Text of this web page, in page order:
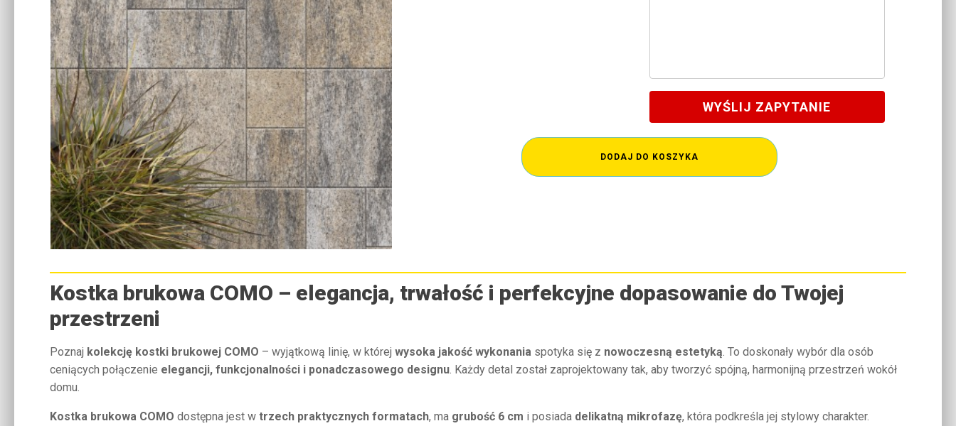
WYŚLIJ ZAPYTANIE
DODAJ DO KOSZYKA
Kostka brukowa COMO – elegancja, trwałość i perfekcyjne dopasowanie do Twojej
przestrzeni
Poznaj kolekcję kostki brukowej COMO – wyjątkową linię, w której wysoka jakość wykonania spotyka się z nowoczesną estetyką. To doskonały wybór dla osób
ceniących połączenie elegancji, funkcjonalności i ponadczasowego designu. Każdy detal został zaprojektowany tak, aby tworzyć spójną, harmonijną przestrzeń wokół
domu.
Kostka brukowa COMO dostępna jest w trzech praktycznych formatach, ma grubość 6 cm i posiada delikatną mikrofazę, która podkreśla jej stylowy charakter.